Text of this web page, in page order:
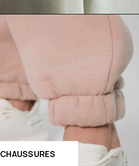
CHAUSSURES